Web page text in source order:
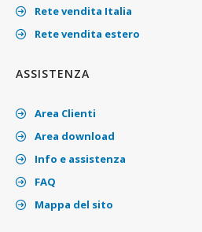
Rete vendita Italia
Rete vendita estero
ASSISTENZA
Area Clienti
Area download
Info e assistenza
FAQ
Mappa del sito